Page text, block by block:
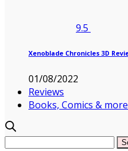
9.5
Xenoblade Chronicles 3D
01/08/2022
Reviews
Books, Comics &